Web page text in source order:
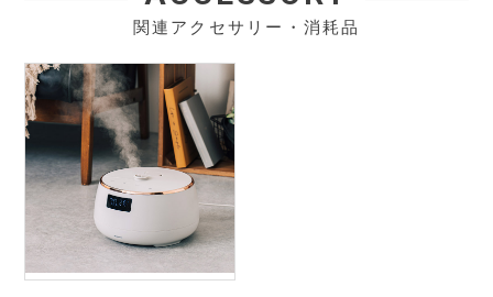
関連アクセサリー・消耗品